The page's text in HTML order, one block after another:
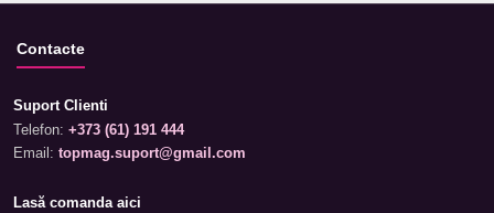
Contacte
Suport Clienti
Telefon: +373 (61) 191 444
Email: topmag.suport@gmail.com
Lasă comanda aici